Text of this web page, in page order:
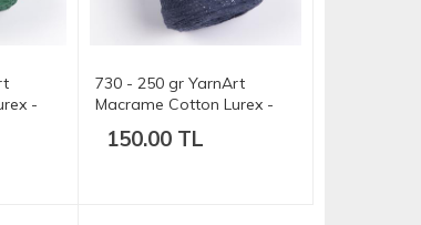
-
730 - 250 gr YarnArt
Macrame Cotton Lurex -
150.00 TL